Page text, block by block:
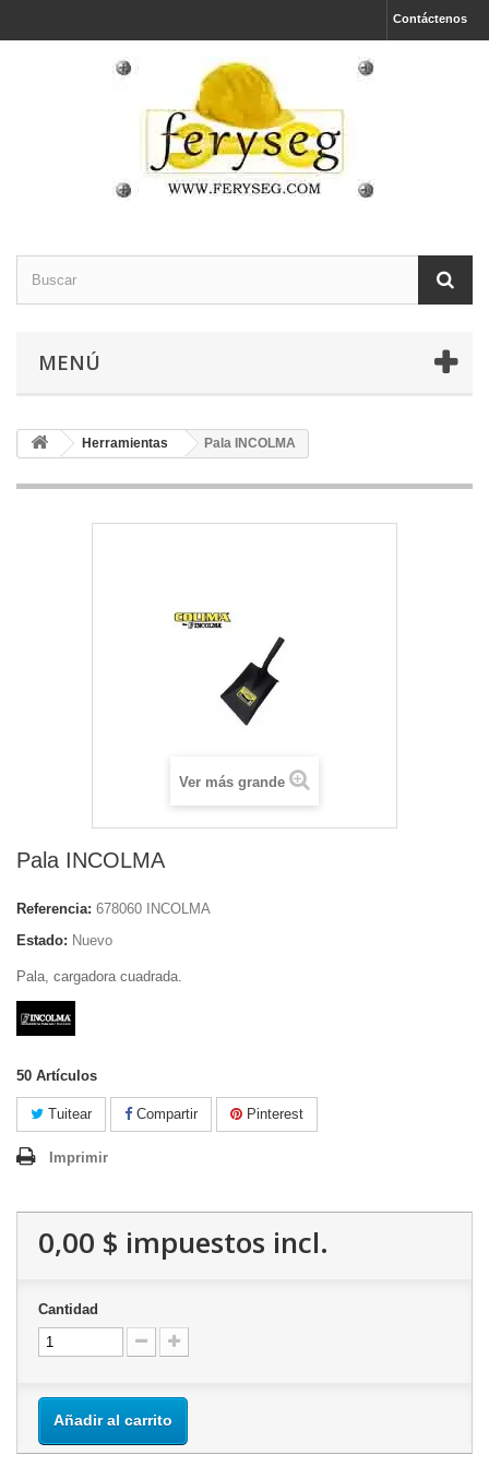
Contáctenos
MENÚ
Herramientas Pala INCOLMA
Ver más grande
Pala INCOLMA
Referencia: 678060 INCOLMA
Estado: Nuevo
Pala, cargadora cuadrada.
50 Artículos
Tuitear Compartir Pinterest
Imprimir
0,00 $ impuestos incl.
Cantidad
Añadir al carrito